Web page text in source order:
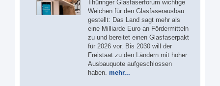
Thüringer Glasfaserforum wichtige
Weichen für den Glasfaserausbau
gestellt: Das Land sagt mehr als
eine Milliarde Euro an Fördermitteln
zu und bereitet einen Glasfaserpakt
für 2026 vor. Bis 2030 will der
Freistaat zu den Ländern mit hoher
Ausbauquote aufgeschlossen
haben. mehr...